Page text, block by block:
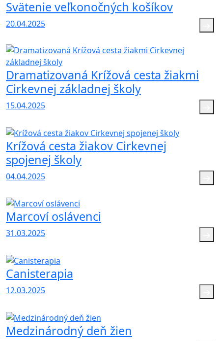
Svätenie veľkonočných košíkov
20.04.2025
Dramatizovaná Krížová cesta žiakmi
Cirkevnej základnej školy
15.04.2025
Krížová cesta žiakov Cirkevnej
spojenej školy
04.04.2025
Marcoví oslávenci
31.03.2025
Canisterapia
12.03.2025
Medzinárodný deň žien